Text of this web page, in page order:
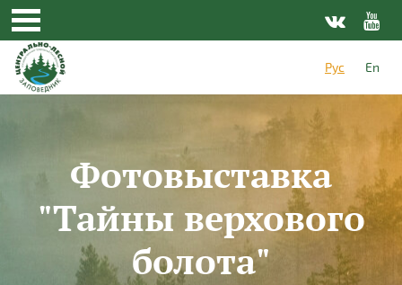
Перейти к основному содержанию
Рус
En
Фотовыставка
"Тайны верхового
болота"